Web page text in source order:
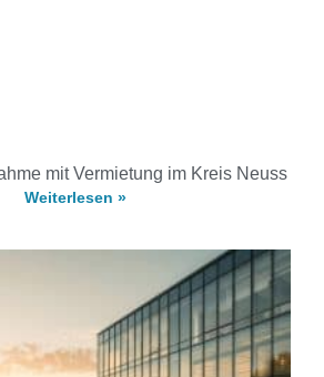
mit Vermietung im Kreis Neuss
Weiterlesen »